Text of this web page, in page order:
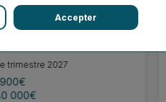
trimestre 2027
000€
Accepter